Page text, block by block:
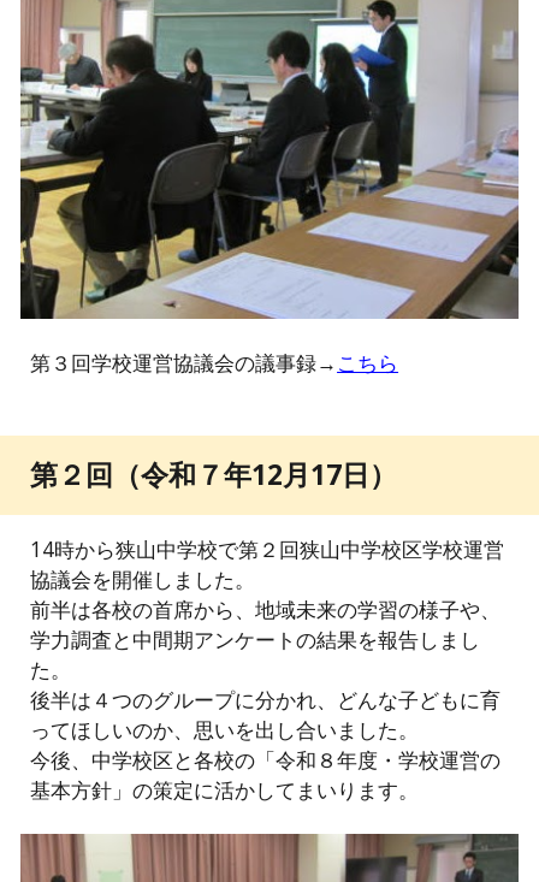
第３回学校運営協議会の議事録→ こちら
第２回（令和７年12月17日）
14時から狭山中学校で第２回狭山中学校区学校運営
協議会を開催しました。
前半は各校の首席から、地域未来の学習の様子や、
学力調査と中間期アンケートの結果を報告しまし
た。
後半は４つのグループに分かれ、どんな子どもに育
ってほしいのか、思いを出し合いました。
今後、中学校区と各校の「令和８年度・学校運営の
基本方針」の策定に活かしてまいります。